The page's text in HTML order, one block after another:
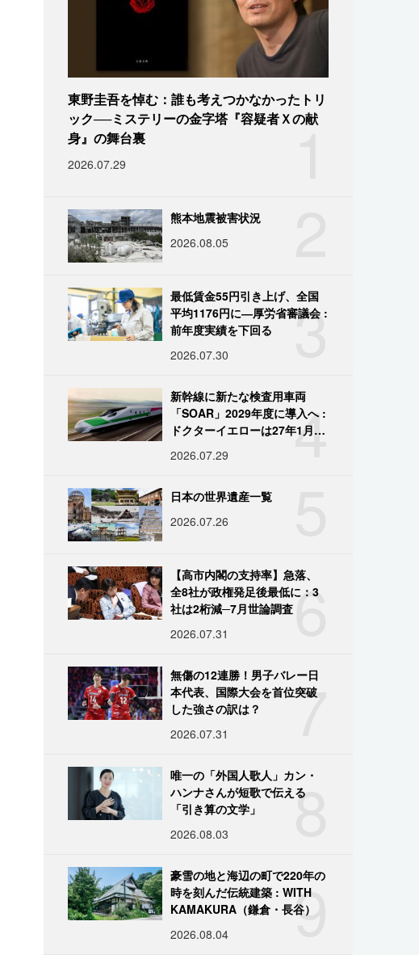
1
東野圭吾を悼む：誰も考えつかなかったトリ
ック──ミステリーの金字塔『容疑者Ｘの献
身』の舞台裏
2026.07.29
熊本地震被害状況
2026.08.05
3
最低賃金55円引き上げ、全国
平均1176円に―厚労省審議会 :
前年度実績を下回る
2026.07.30
4
新幹線に新たな検査用車両
「SOAR」2029年度に導入へ :
ドクターイエローは27年1月に
2026.07.29
日本の世界遺産一覧
2026.07.26
6
【高市内閣の支持率】急落、
全8社が政権発足後最低に：3
社は2桁減─7月世論調査
2026.07.31
7
無傷の12連勝！男子バレー日
本代表、国際大会を首位突破
した強さの訳は？
2026.07.31
8
唯一の「外国人歌人」カン・
ハンナさんが短歌で伝える
「引き算の文学」
2026.08.03
9
豪雪の地と海辺の町で220年の
時を刻んだ伝統建築 : WITH
KAMAKURA（鎌倉・長谷）
2026.08.04